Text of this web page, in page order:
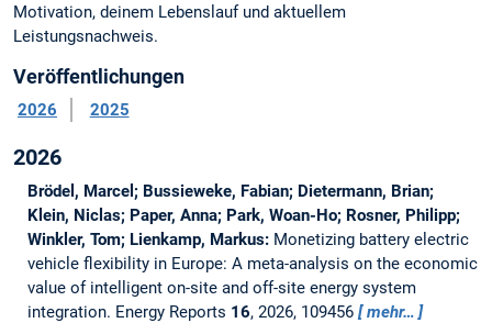
Motivation, deinem Lebenslauf und aktuellem
Leistungsnachweis.
Veröffentlichungen
2026 2025
2026
Brödel, Marcel; Bussieweke, Fabian; Dietermann, Brian;
Klein, Niclas; Paper, Anna; Park, Woan-Ho; Rosner, Philipp;
Winkler, Tom; Lienkamp, Markus: Monetizing battery electric
vehicle flexibility in Europe: A meta-analysis on the economic
value of intelligent on-site and off-site energy system
integration. Energy Reports 16, 2026, 109456 mehr…